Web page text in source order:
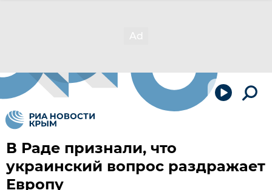
В Раде признали, что
украинский вопрос раздражает
Европу